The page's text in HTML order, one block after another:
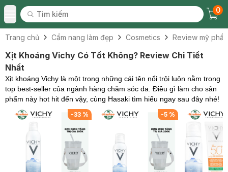
Toggle Menu
Tìm kiếm
Tìm kiếm
0
Trang chủ Cẩm nang làm đẹp Cosmetics Review mỹ
Xịt Khoáng Vichy Có Tốt Không? Review Chi Tiết
Nhất
Xịt khoáng Vichy là một trong những cái tên nổi trội luôn nằm trong
top best-seller của ngành hàng chăm sóc da. Điều gì làm cho sản
phẩm này hot hit đến vậy, cùng Hasaki tìm hiểu ngay sau đây nhé!
-33% -5%